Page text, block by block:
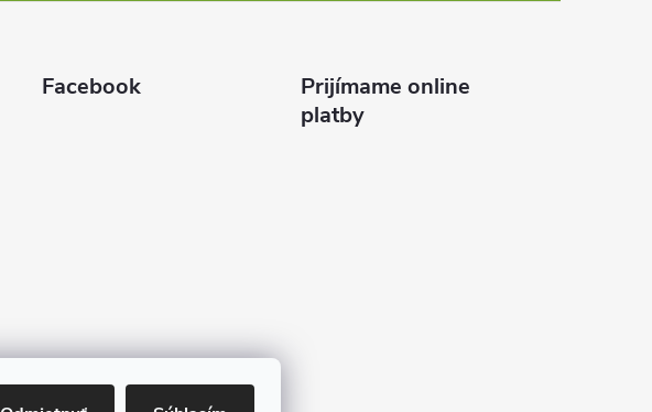
Facebook
Prijímame online
platby